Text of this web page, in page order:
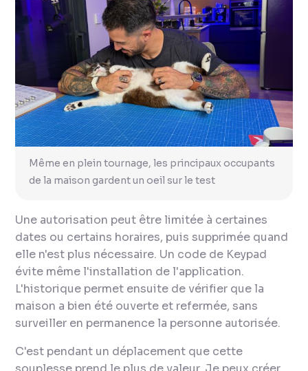
Même en plein tournage, les principaux occupants
de la maison gardent un oeil sur le test
Une autorisation peut être limitée à certaines
dates ou certains horaires, puis supprimée quand
elle n'est plus nécessaire. Un code de Keypad
évite même l'installation de l'application.
L'historique permet ensuite de vérifier que la
maison a bien été ouverte et refermée, sans
surveiller en permanence la personne autorisée.
C'est pendant un déplacement que cette